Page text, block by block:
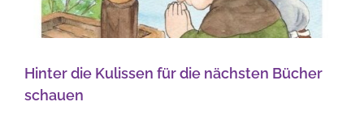
Hinter die Kulissen für die nächsten Bücher
schauen